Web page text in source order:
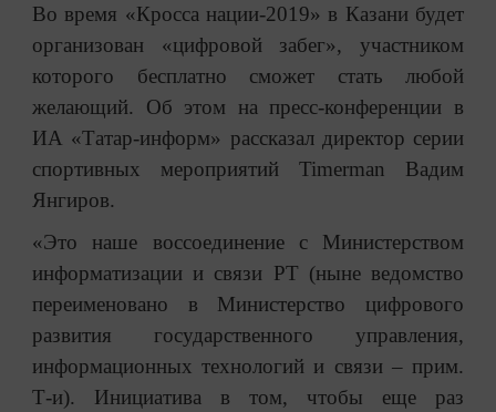
Во время «Кросса нации-2019» в Казани будет
организован «цифровой забег», участником
которого бесплатно сможет стать любой
желающий. Об этом на пресс-конференции в
ИА «Татар-информ» рассказал директор серии
спортивных мероприятий Timerman Вадим
Янгиров.
«Это наше воссоединение с Министерством
информатизации и связи РТ (ныне ведомство
переименовано в Министерство цифрового
развития государственного управления,
информационных технологий и связи – прим.
Т-и). Инициатива в том, чтобы еще раз